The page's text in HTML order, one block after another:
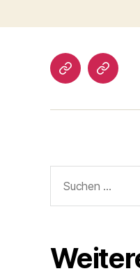
Impressum/
Beliebte
Kugeln
nach: